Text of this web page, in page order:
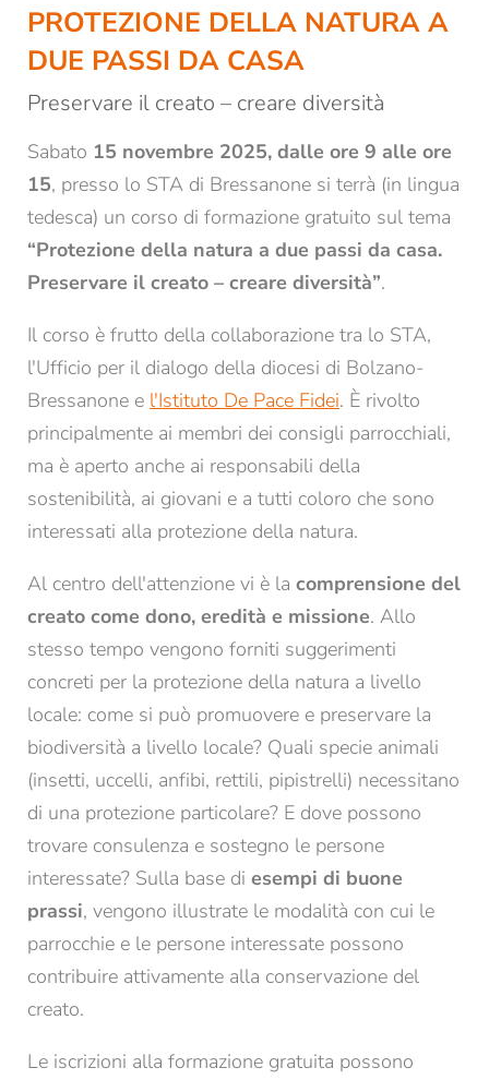
Studio accademico
Formazione
PROTEZIONE DELLA NATURA A
DUE PASSI DA CASA
Preservare il creato – creare diversità
Sabato 15 novembre 2025, dalle ore 9 alle ore
15, presso lo STA di Bressanone si terrà (in lingua
tedesca) un corso di formazione gratuito sul tema
“Protezione della natura a due passi da casa.
Preservare il creato – creare diversità”.
Il corso è frutto della collaborazione tra lo STA,
l'Ufficio per il dialogo della diocesi di Bolzano-
Bressanone e l'Istituto De Pace Fidei. È rivolto
principalmente ai membri dei consigli parrocchiali,
ma è aperto anche ai responsabili della
sostenibilità, ai giovani e a tutti coloro che sono
interessati alla protezione della natura.
Al centro dell'attenzione vi è la comprensione del
creato come dono, eredità e missione. Allo
stesso tempo vengono forniti suggerimenti
concreti per la protezione della natura a livello
locale: come si può promuovere e preservare la
biodiversità a livello locale? Quali specie animali
(insetti, uccelli, anfibi, rettili, pipistrelli) necessitano
di una protezione particolare? E dove possono
trovare consulenza e sostegno le persone
interessate? Sulla base di esempi di buone
prassi, vengono illustrate le modalità con cui le
parrocchie e le persone interessate possono
contribuire attivamente alla conservazione del
creato.
Le iscrizioni alla formazione gratuita possono
REGISTRAZIONE ALLA NEWSLETTER
Signor Signora
Nome* Cognome*
E-mail*
*campi obbligatori